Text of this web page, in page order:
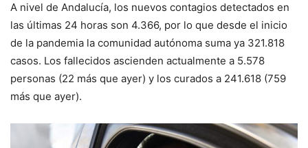
A nivel de Andalucía, los nuevos contagios detectados en
las últimas 24 horas son 4.366, por lo que desde el inicio
de la pandemia la comunidad autónoma suma ya 321.818
casos. Los fallecidos ascienden actualmente a 5.578
personas (22 más que ayer) y los curados a 241.618 (759
más que ayer).